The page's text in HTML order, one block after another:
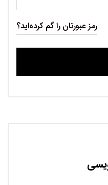
رمز عبورتان را گم کرده‌اید؟